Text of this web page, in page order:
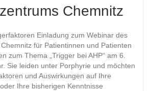
Chemnitz
Einladung zum Webinar des
für Patientinnen und Patienten
zum Thema „Trigger bei AHP“ am 6.
Sie leiden unter Porphyrie und möchten
und Auswirkungen auf Ihre
Ihre bisherigen Kenntnisse